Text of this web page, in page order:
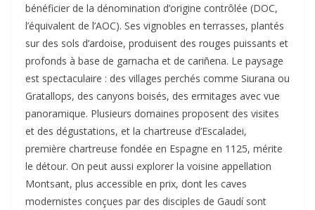
bénéficier de la dénomination d’origine contrôlée (DOC,
l’équivalent de l’AOC). Ses vignobles en terrasses, plantés
sur des sols d’ardoise, produisent des rouges puissants et
profonds à base de garnacha et de cariñena. Le paysage
est spectaculaire : des villages perchés comme Siurana ou
Gratallops, des canyons boisés, des ermitages avec vue
panoramique. Plusieurs domaines proposent des visites
et des dégustations, et la chartreuse d’Escaladei,
première chartreuse fondée en Espagne en 1125, mérite
le détour. On peut aussi explorer la voisine appellation
Montsant, plus accessible en prix, dont les caves
modernistes conçues par des disciples de Gaudí sont